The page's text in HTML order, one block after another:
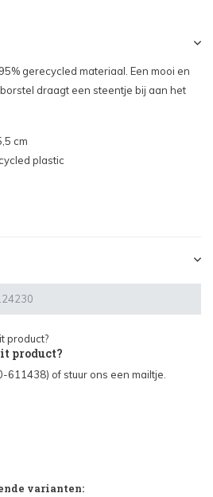
gerecycled materiaal. Een mooi en
draagt een steentje bij aan het
cm
plastic
product?
611438) of stuur ons een mailtje.
varianten: